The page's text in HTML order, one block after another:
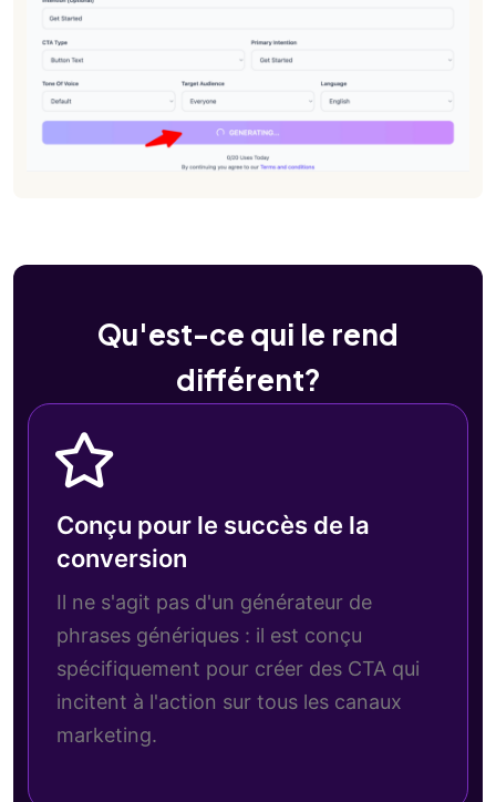
Qu'est-ce qui le rend
différent?
Conçu pour le succès de la
conversion
Il ne s'agit pas d'un générateur de
phrases génériques : il est conçu
spécifiquement pour créer des CTA qui
incitent à l'action sur tous les canaux
marketing.